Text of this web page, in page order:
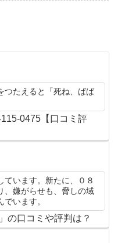
つたえると「死ね、ばば
0475【口コミ評
います。新たに、０８
、嫌がらせも、脅しの域
います。
の口コミや評判は？